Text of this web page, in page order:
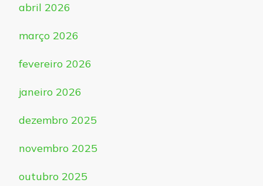
abril 2026
março 2026
fevereiro 2026
janeiro 2026
dezembro 2025
novembro 2025
outubro 2025